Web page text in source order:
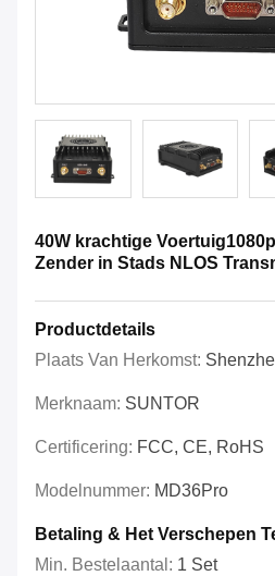
40W krachtige
Zender in Stads NLOS
Productdetails
Plaats Van Herkomst:
Merknaam: SUNTOR
Certificering: FCC, CE, RoHS
Modelnummer: MD36Pro
Betaling & Het Verschepen
Min. Bestelaantal: 1 Set